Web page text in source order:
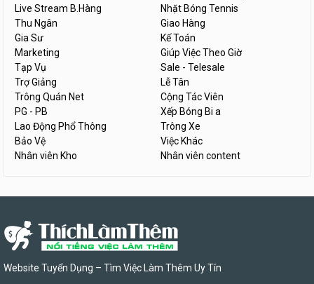
Live Stream B.Hàng
Nhặt Bóng Tennis
Thu Ngân
Giao Hàng
Gia Sư
Kế Toán
Marketing
Giúp Việc Theo Giờ
Tạp Vụ
Sale - Telesale
Trợ Giảng
Lễ Tân
Trông Quán Net
Cộng Tác Viên
PG - PB
Xếp Bóng Bi a
Lao Động Phổ Thông
Trông Xe
Bảo Vệ
Việc Khác
Nhân viên Kho
Nhân viên content
Website Tuyển Dụng – Tìm Việc Làm Thêm Uy Tín